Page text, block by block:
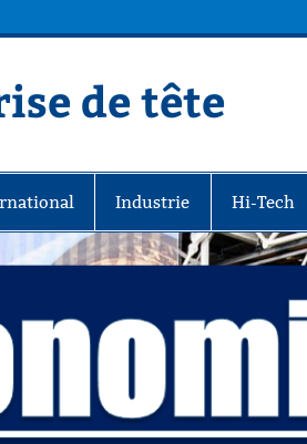
de tête
Industrie Hi-Tech